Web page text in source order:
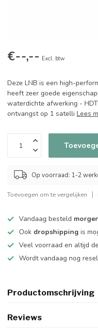
€--,-- Excl. btw
Deze LNB is een high-
heeft zeer goede
waterdichte afwerking -
ontvangst op 1 satelli Lees
Op voorraad: 1-2
Toevoegen om te vergelijken
Vandaag besteld
Ook dropshipping is
Veel voorraad en altijd de
Wordt vandaag nog
Productomschrijving
Reviews